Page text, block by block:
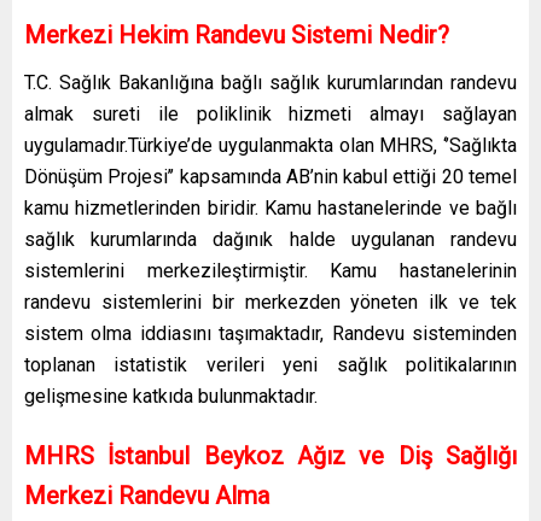
Merkezi Hekim Randevu Sistemi Nedir?
T.C. Sağlık Bakanlığına bağlı sağlık kurumlarından randevu
almak sureti ile poliklinik hizmeti almayı sağlayan
uygulamadır.Türkiye’de uygulanmakta olan MHRS, ‘’Sağlıkta
Dönüşüm Projesi’’ kapsamında AB’nin kabul ettiği 20 temel
kamu hizmetlerinden biridir. Kamu hastanelerinde ve bağlı
sağlık kurumlarında dağınık halde uygulanan randevu
sistemlerini merkezileştirmiştir. Kamu hastanelerinin
randevu sistemlerini bir merkezden yöneten ilk ve tek
sistem olma iddiasını taşımaktadır, Randevu sisteminden
toplanan istatistik verileri yeni sağlık politikalarının
gelişmesine katkıda bulunmaktadır.
MHRS İstanbul Beykoz Ağız ve Diş Sağlığı
Merkezi Randevu Alma